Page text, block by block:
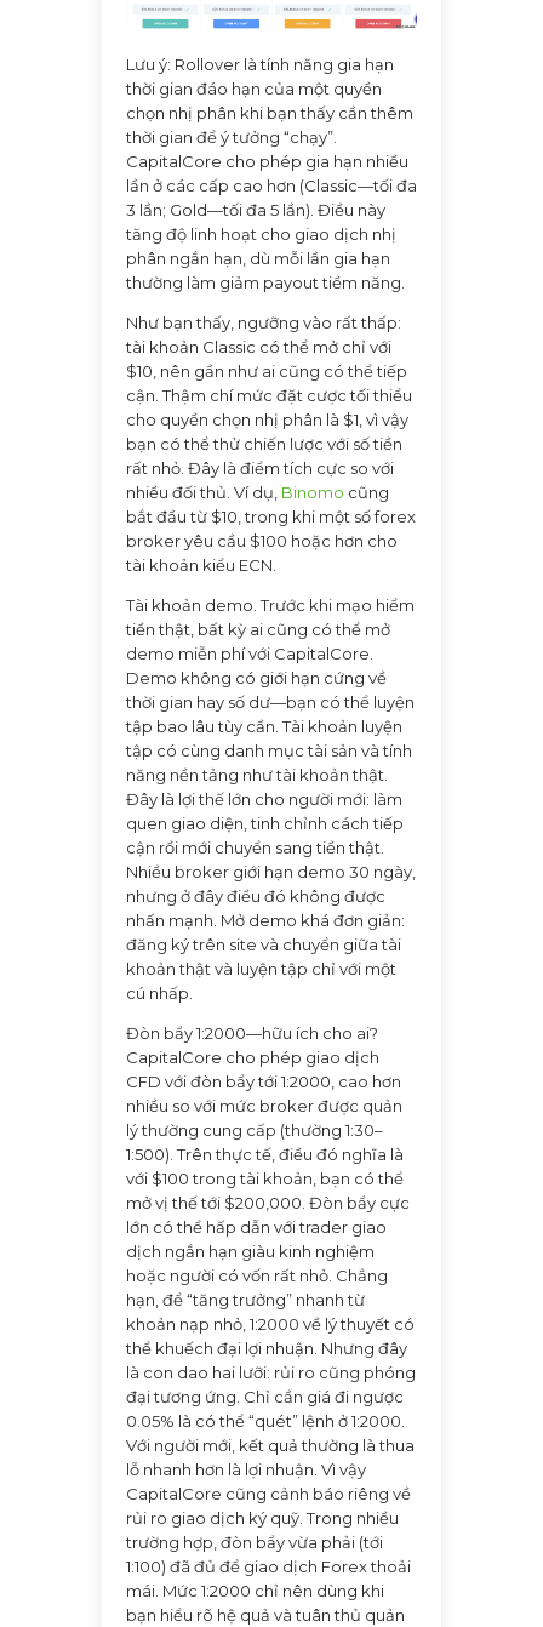
Lưu ý: Rollover là tính năng gia hạn
thời gian đáo hạn của một quyền
chọn nhị phân khi bạn thấy cần thêm
thời gian để ý tưởng “chạy”.
CapitalCore cho phép gia hạn nhiều
lần ở các cấp cao hơn (Classic—tối đa
3 lần; Gold—tối đa 5 lần). Điều này
tăng độ linh hoạt cho giao dịch nhị
phân ngắn hạn, dù mỗi lần gia hạn
thường làm giảm payout tiềm năng.
Như bạn thấy, ngưỡng vào rất thấp:
tài khoản Classic có thể mở chỉ với
$10, nên gần như ai cũng có thể tiếp
cận. Thậm chí mức đặt cược tối thiểu
cho quyền chọn nhị phân là $1, vì vậy
bạn có thể thử chiến lược với số tiền
rất nhỏ. Đây là điểm tích cực so với
nhiều đối thủ. Ví dụ, Binomo cũng
bắt đầu từ $10, trong khi một số forex
broker yêu cầu $100 hoặc hơn cho
tài khoản kiểu ECN.
Tài khoản demo. Trước khi mạo hiểm
tiền thật, bất kỳ ai cũng có thể mở
demo miễn phí với CapitalCore.
Demo không có giới hạn cứng về
thời gian hay số dư—bạn có thể luyện
tập bao lâu tùy cần. Tài khoản luyện
tập có cùng danh mục tài sản và tính
năng nền tảng như tài khoản thật.
Đây là lợi thế lớn cho người mới: làm
quen giao diện, tinh chỉnh cách tiếp
cận rồi mới chuyển sang tiền thật.
Nhiều broker giới hạn demo 30 ngày,
nhưng ở đây điều đó không được
nhấn mạnh. Mở demo khá đơn giản:
đăng ký trên site và chuyển giữa tài
khoản thật và luyện tập chỉ với một
cú nhấp.
Đòn bẩy 1:2000—hữu ích cho ai?
CapitalCore cho phép giao dịch
CFD với đòn bẩy tới 1:2000, cao hơn
nhiều so với mức broker được quản
lý thường cung cấp (thường 1:30–
1:500). Trên thực tế, điều đó nghĩa là
với $100 trong tài khoản, bạn có thể
mở vị thế tới $200,000. Đòn bẩy cực
lớn có thể hấp dẫn với trader giao
dịch ngắn hạn giàu kinh nghiệm
hoặc người có vốn rất nhỏ. Chẳng
hạn, để “tăng trưởng” nhanh từ
khoản nạp nhỏ, 1:2000 về lý thuyết có
thể khuếch đại lợi nhuận. Nhưng đây
là con dao hai lưỡi: rủi ro cũng phóng
đại tương ứng. Chỉ cần giá đi ngược
0.05% là có thể “quét” lệnh ở 1:2000.
Với người mới, kết quả thường là thua
lỗ nhanh hơn là lợi nhuận. Vì vậy
CapitalCore cũng cảnh báo riêng về
rủi ro giao dịch ký quỹ. Trong nhiều
trường hợp, đòn bẩy vừa phải (tới
1:100) đã đủ để giao dịch Forex thoải
mái. Mức 1:2000 chỉ nên dùng khi
bạn hiểu rõ hệ quả và tuân thủ quản